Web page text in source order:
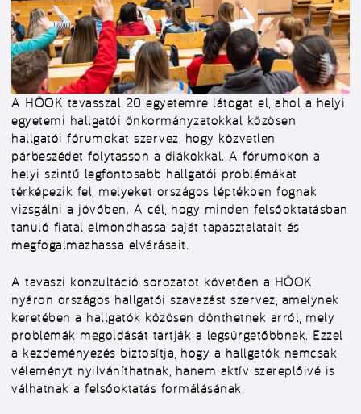
A HÖOK tavasszal 20 egyetemre látogat el, ahol a helyi
egyetemi hallgatói önkormányzatokkal közösen
hallgatói fórumokat szervez, hogy közvetlen
párbeszédet folytasson a diákokkal. A fórumokon a
helyi szintű legfontosabb hallgatói problémákat
térképezik fel, melyeket országos léptékben fognak
vizsgálni a jövőben. A cél, hogy minden felsőoktatásban
tanuló fiatal elmondhassa saját tapasztalatait és
megfogalmazhassa elvárásait.
A tavaszi konzultáció sorozatot követően a HÖOK
nyáron országos hallgatói szavazást szervez, amelynek
keretében a hallgatók közösen dönthetnek arról, mely
problémák megoldását tartják a legsürgetőbbnek. Ezzel
a kezdeményezés biztosítja, hogy a hallgatók nemcsak
véleményt nyilváníthatnak, hanem aktív szereplőivé is
válhatnak a felsőoktatás formálásának.